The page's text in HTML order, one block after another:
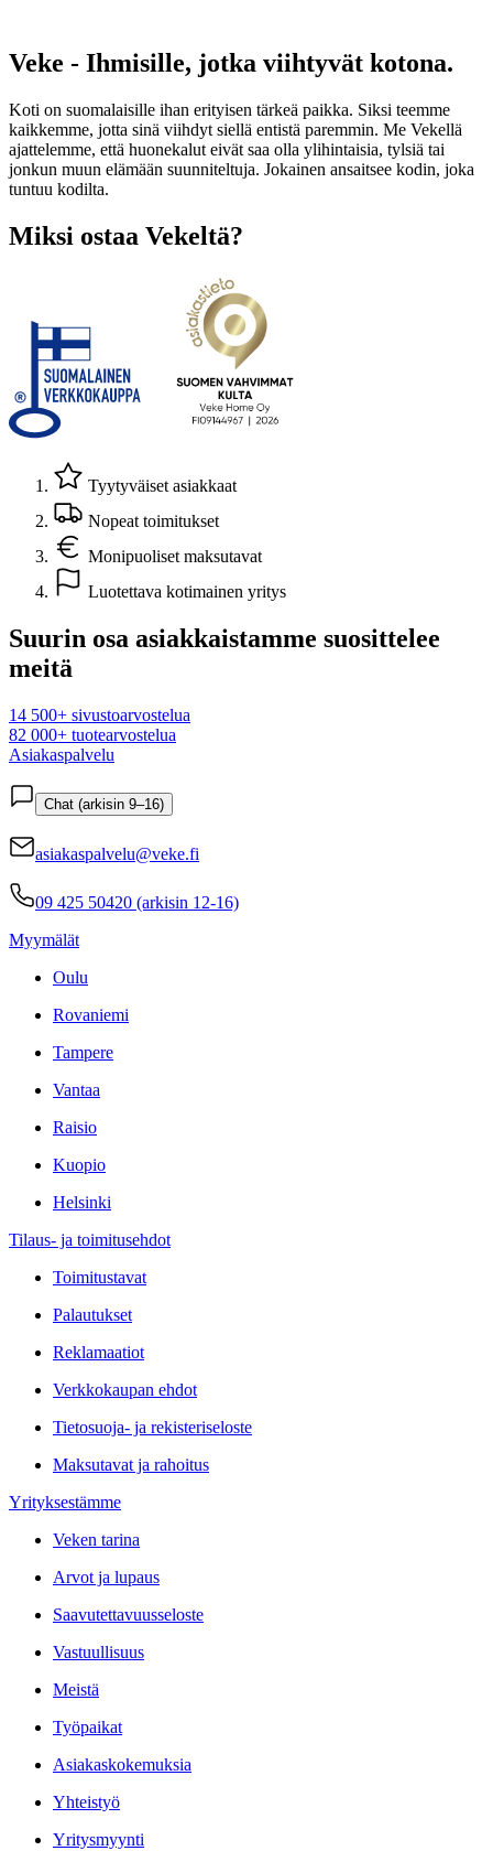
Veke - Ihmisille, jotka viihtyvät kotona.
Koti on suomalaisille ihan erityisen tärkeä paikka. Siksi teemme
kaikkemme, jotta sinä viihdyt siellä entistä paremmin. Me Vekellä
ajattelemme, että huonekalut eivät saa olla ylihintaisia, tylsiä tai
jonkun muun elämään suunniteltuja. Jokainen ansaitsee kodin, joka
tuntuu kodilta.
Miksi ostaa Vekeltä?
Tyytyväiset asiakkaat
Nopeat toimitukset
Monipuoliset maksutavat
Luotettava kotimainen yritys
Suurin osa asiakkaistamme suosittelee
meitä
14 500+ sivustoarvostelua
82 000+ tuotearvostelua
Asiakaspalvelu
Chat (arkisin 9–16)
asiakaspalvelu@veke.fi
09 425 50420 (arkisin 12-16)
Myymälät
Oulu
Rovaniemi
Tampere
Vantaa
Raisio
Kuopio
Helsinki
Tilaus- ja toimitusehdot
Toimitustavat
Palautukset
Reklamaatiot
Verkkokaupan ehdot
Tietosuoja- ja rekisteriseloste
Maksutavat ja rahoitus
Yrityksestämme
Veken tarina
Arvot ja lupaus
Saavutettavuusseloste
Vastuullisuus
Meistä
Työpaikat
Asiakaskokemuksia
Yhteistyö
Yritysmyynti